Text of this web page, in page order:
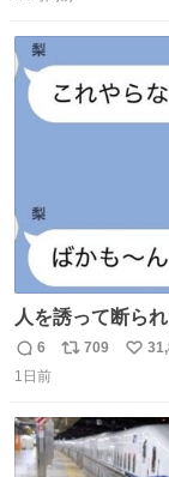
人を誘って断ら
元気出してほしい
返
信
6
リ
ト
数
709
い
数
1日前